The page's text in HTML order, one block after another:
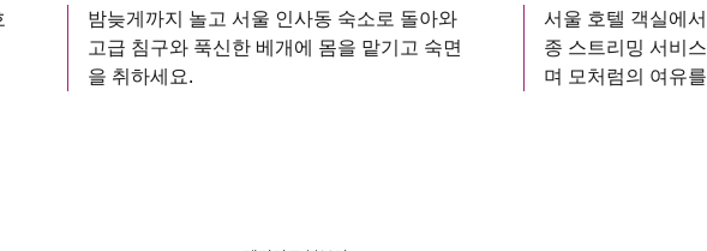
밤늦게까지 놀고 서울 인사동 숙소로 돌아와
고급 침구와 푹신한 베개에 몸을 맡기고 숙면
을 취하세요.
서울 호텔 객실에
종 스트리밍 서비
며 모처럼의 여유